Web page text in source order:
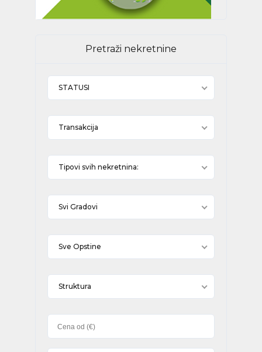
Pretraži nekretnine
STATUSI
Transakcija
Tipovi svih nekretnina:
Svi Gradovi
Sve Opstine
Struktura